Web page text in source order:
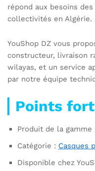
répond aux besoins
collectivités en Algérie.
YouShop DZ vous
constructeur, livraison
wilayas, et un service
par notre équipe
Points
Produit de la
Catégorie : Casques
Disponible chez